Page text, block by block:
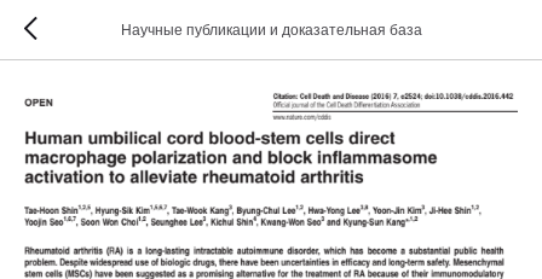
Научные публикации и доказательная база